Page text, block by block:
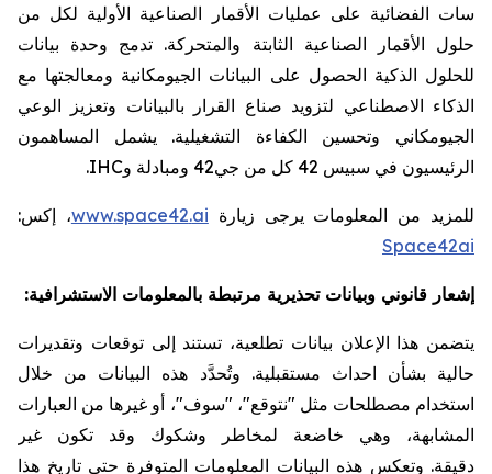
سات الفضائية على عمليات الأقمار الصناعية الأولية لكل من
حلول الأقمار الصناعية الثابتة والمتحركة. تدمج وحدة بيانات
للحلول الذكية الحصول على البيانات الجيومكانية ومعالجتها مع
الذكاء الاصطناعي لتزويد صناع القرار بالبيانات وتعزيز الوعي
الجيومكاني وتحسين الكفاءة التشغيلية. يشمل المساهمون
الرئيسيون في سبيس 42 كل من جي42 ومبادلة و
IHC
.
للمزيد من المعلومات يرجى زيارة www.space42.ai ، إكس:
Space42ai
إشعار قانوني وبيانات تحذيرية مرتبطة بالمعلومات الاستشرافية:
يتضمن هذا الإعلان بيانات تطلعية، تستند إلى توقعات وتقديرات
حالية بشأن احداث مستقبلية. وتُحدَّد هذه البيانات من خلال
استخدام مصطلحات مثل "نتوقع"، "سوف"، أو غيرها من العبارات
المشابهة، وهي خاضعة لمخاطر وشكوك وقد تكون غير
دقيقة. وتعكس هذه البيانات المعلومات المتوفرة حتى تاريخ هذا